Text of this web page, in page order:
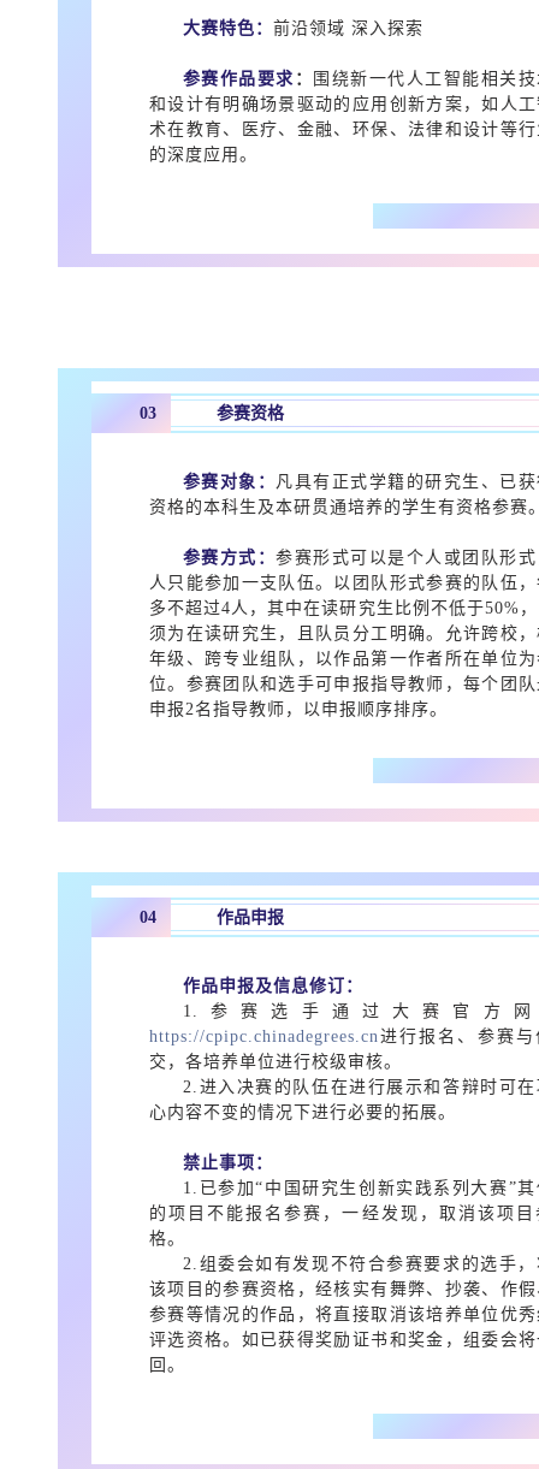
大赛特色： 前沿领域 深入探索
参赛作品要求 ：
围绕新一代人工智能相关
和设计有明确场景驱动的应用创新方案，如人
术在教育、医疗、金融、环保、法律和设计等
的深度应用。
03 参赛资格
参赛对象：
凡具有正式学籍的研究生、已
资格的本科生及本研贯通培养的学生有资格参赛
参赛方式：参赛形式可以是个人或团队形
人只能参加一支队伍。以团队形式参赛的队伍
多不超过4人，其中在读研究生比例不低于50%
须为在读研究生，且队员分工明确。允许跨校
年级、跨专业组队，以作品第一作者所在单位
位。参赛团队和选手可申报指导教师，每个团
申报2名指导教师，以申报顺序排序。
04 作品申报
作品申报及信息修订：
1.参赛选手通过大赛官方网
https://cpipc.chinadegrees.cn 进行报名、参赛与
交，各培养单位进行校级审核。
2.进入决赛的队伍在进行展示和答辩时可
心内容不变的情况下进行必要的拓展。
禁止事项：
1.已参加“中国研究生创新实践系列大赛”
的项目不能报名参赛，一经发现，取消该项目
格。
2.组委会如有发现不符合参赛要求的选手
该项目的参赛资格，经核实有舞弊、抄袭、作
参赛等情况的作品，将直接取消该培养单位优
评选资格。如已获得奖励证书和奖金，组委会
回。